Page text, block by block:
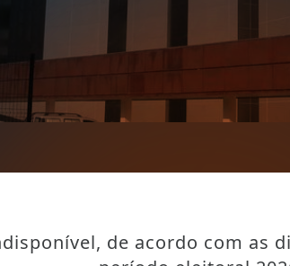
de acordo com as